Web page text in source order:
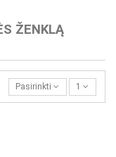
ŽENKLĄ
Pasirinkti 1